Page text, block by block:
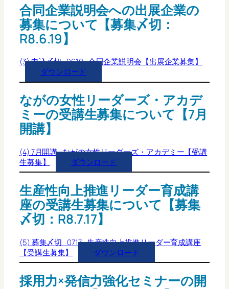
合同企業説明会への出展企業の
募集について【募集〆切：
R8.6.19】
(3) 申込〆切_0619_合同企業説明会【出展企業募集】
ダウンロード
ながの女性リーダーズ・アカデ
ミーの受講生募集について【7月
開講】
(4) 7月開講_ながの女性リーダーズ・アカデミー【受講
生募集】
ダウンロード
生産性向上推進リーダー育成講
座の受講生募集について【募集
〆切：R8.7.17】
(5) 募集〆切_0717_生産性向上推進リーダー育成講座
【受講生募集】
ダウンロード
採用力×発信力強化セミナーの開